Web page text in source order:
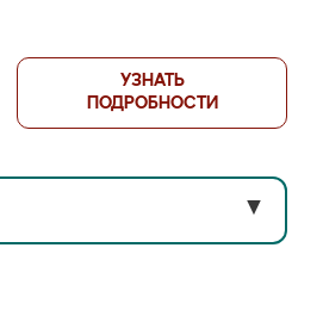
УЗНАТЬ
ПОДРОБНОСТИ
▼